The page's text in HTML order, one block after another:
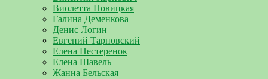
Виолетта Новицкая
Галина Деменкова
Денис Логин
Евгений Тарновский
Елена Нестеренок
Елена Шавель
Жанна Бельская